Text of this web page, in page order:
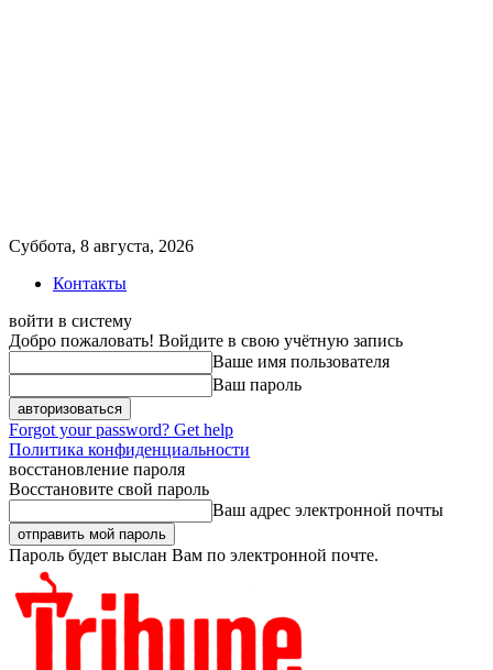
Суббота, 8 августа, 2026
Контакты
войти в систему
Добро пожаловать! Войдите в свою учётную запись
Ваше имя пользователя
Ваш пароль
Forgot your password? Get help
Политика конфиденциальности
восстановление пароля
Восстановите свой пароль
Ваш адрес электронной почты
Пароль будет выслан Вам по электронной почте.